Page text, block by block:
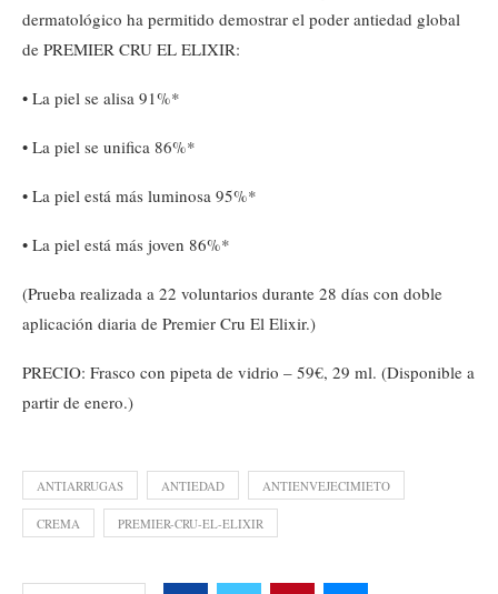
dermatológico ha permitido demostrar el poder antiedad global
de PREMIER CRU EL ELIXIR:
• La piel se alisa 91%*
• La piel se unifica 86%*
• La piel está más luminosa 95%*
• La piel está más joven 86%*
(Prueba realizada a 22 voluntarios durante 28 días con doble
aplicación diaria de Premier Cru El Elixir.)
PRECIO: Frasco con pipeta de vidrio – 59€, 29 ml. (Disponible a
partir de enero.)
ANTIARRUGAS ANTIEDAD ANTIENVEJECIMIETO
CREMA PREMIER-CRU-EL-ELIXIR